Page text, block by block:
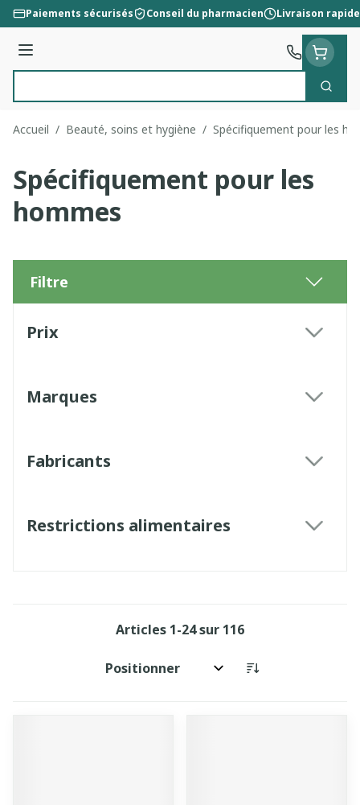
Aller au contenu
Paiements sécurisés Conseil du pharmacien Livraison rapide
Menu
Accueil / Beauté, soins et hygiène / Spécifiquement pour les
Spécifiquement pour les
hommes
Filtre
Prix
Marques
Fabricants
Restrictions alimentaires
Articles 1-24sur 116
Trier par: